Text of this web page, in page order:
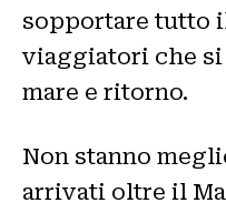
sopportare tutto
viaggiatori che
mare e ritorno.
Non stanno
arrivati oltre il